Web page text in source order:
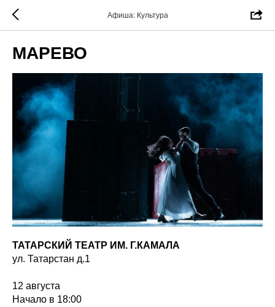
Афиша: Культура
МАРЕВО
ТАТАРСКИЙ ТЕАТР ИМ. Г.КАМАЛА
ул. Татарстан д.1
12 августа
Начало в 18:00